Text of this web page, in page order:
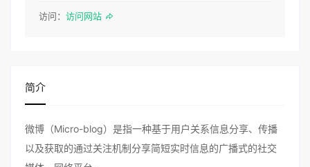
访问： 访问网站
简介
微博（Micro-blog）是指一种基于用户关系信息分享、传播
以及获取的通过关注机制分享简短实时信息的广播式的社交